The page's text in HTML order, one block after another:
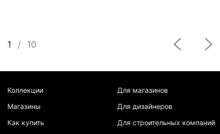
1 / 10
Коллекции
Магазины
Как купить
Для магазинов
Для дизайнеров
Для строительных компаний